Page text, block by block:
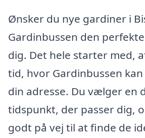
Ønsker du nye gardiner i
Gardinbussen den
dig. Det hele starter med,
tid, hvor Gardinbussen
din adresse. Du vælger en
tidspunkt, der passer dig,
godt på vej til at finde de